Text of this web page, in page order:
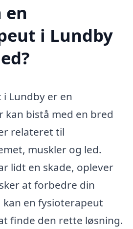
en
i Lundby
Lundby er en
kan bistå med en bred
relateret til
muskler og led.
lidt en skade, oplever
at forbedre din
kan en fysioterapeut
finde den rette løsning.